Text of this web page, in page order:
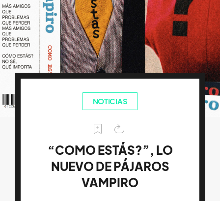
NOTICIAS
“COMO ESTÁS?”, LO
NUEVO DE PÁJAROS
VAMPIRO